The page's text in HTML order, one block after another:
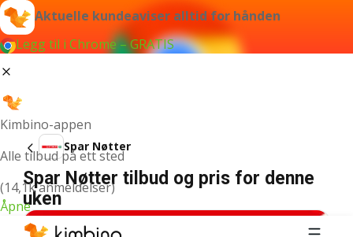
Aktuelle kundeaviser alltid for hånden
Legg til i Chrome – GRATIS
Kimbino-appen
Alle tilbud på ett sted
(14,1k anmeldelser)
Åpne
Spar Nøtter
Spar Nøtter tilbud og pris for denne
uken